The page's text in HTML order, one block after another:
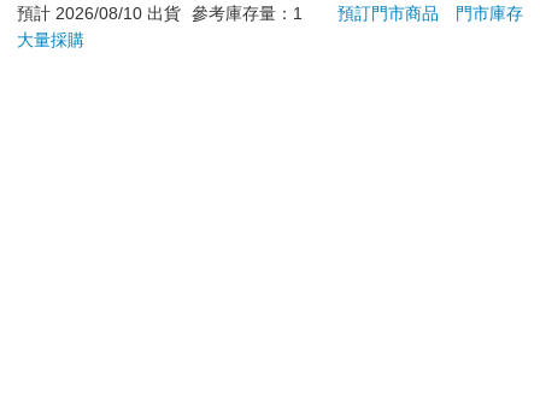
除一番，接著，享用了勞動過後、特別美味的午餐。花了一下
午，讀了幾篇散文，沏了壺茶，配著兩天前做的餅乾，在陽台稍
若非上列種類商品，均享有到貨7天的猶豫期（含例假
日）。
預計 2026/08/10 出貨 參考庫存量：1 預訂門市商品
門市庫存
大量採購